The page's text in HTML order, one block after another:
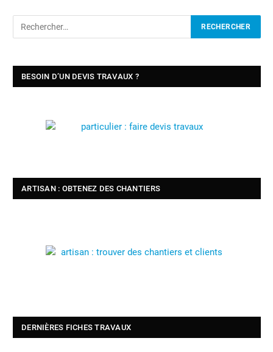
BESOIN D’UN DEVIS TRAVAUX ?
ARTISAN : OBTENEZ DES CHANTIERS
DERNIÈRES FICHES TRAVAUX